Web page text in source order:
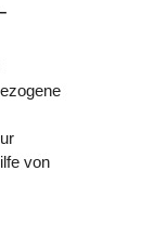
von